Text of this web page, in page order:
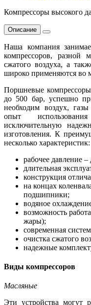
Компрессоры высокого
Описание
Наша компания
компрессоров, разной
сжатого воздуха, а
широко применяются во
Поршневые компрессоры
до 500 бар, успешно
необходим воздух,
опыт
исключительную
изготовления. К
несколько характеристик:
рабочее давление –
длительная
конструкция
на концах
подшипники;
водяное
возможность
жары);
современная
очистка сжатого
надежные
Виды компрессоров
Масляные
Эти устройства могут